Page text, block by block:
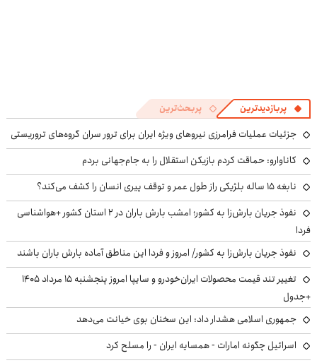
پربازدیدترین پربحث‌ترین
جزئیات عملیات فرامرزی نیروهای ویژه ایران برای ترور سران گروه‌های تروریستی
کاناوارو: حماقت کردم بازیکن استقلال را به جام‌جهانی بردم
نابغه ۱۵ ساله بلژیکی راز طول عمر و توقف پیری انسان را کشف می‌کند؟
نفوذ جریان بارش‌زا به کشور؛ امشب بارش باران در ۲ استان کشور +هواشناسی
فردا
نفوذ جریان بارش‌زا به کشور/ امروز و فردا این مناطق آماده بارش باران باشند
تغییر تند قیمت محصولات ایران‌خودرو و سایپا امروز پنجشنبه ۱۵ مرداد ۱۴۰۵
+جدول
جمهوری اسلامی هشدار داد: این سخنان بوی خیانت می‌دهد
اسرائیل چگونه امارات - همسایه ایران - را مسلح کرد